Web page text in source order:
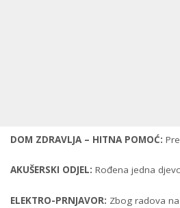
DOM ZDRAVLJA – HITNA POMOĆ:
AKUŠERSKI ODJEL: Rođena jedna
ELEKTRO-PRNJAVOR: Zbog radova